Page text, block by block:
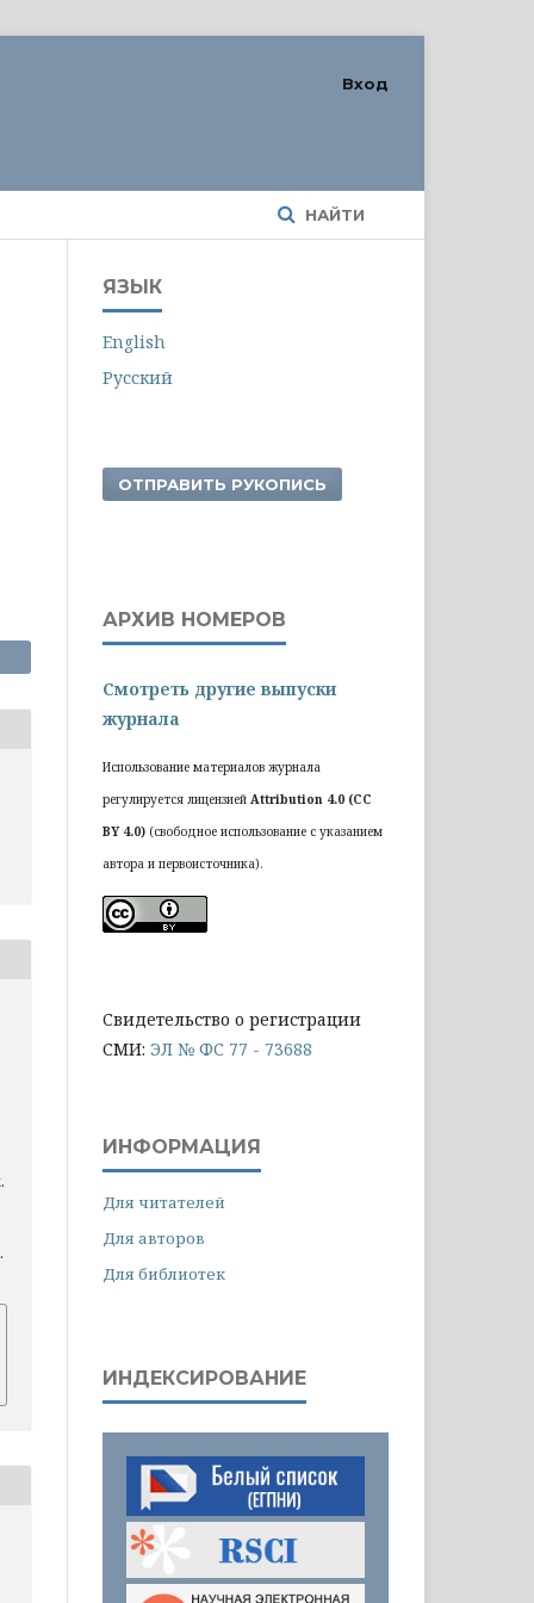
НАЙТИ
Вход
ЯЗЫК
English
Русский
ОТПРАВИТЬ РУКОПИСЬ
АРХИВ НОМЕРОВ
Смотреть другие выпуски
журнала
Использование материалов журнала
регулируется лицензией Attribution 4.0 (CC
BY 4.0) (свободное использование с указанием
автора и первоисточника).
Cвидетельство о регистрации
СМИ: ЭЛ № ФС 77 - 73688
ИНФОРМАЦИЯ
Для читателей
Для авторов
Для библиотек
ИНДЕКСИРОВАНИЕ